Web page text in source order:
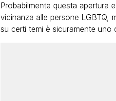
Probabilmente questa apertura
vicinanza alle persone LGBTQ,
su certi temi è sicuramente uno